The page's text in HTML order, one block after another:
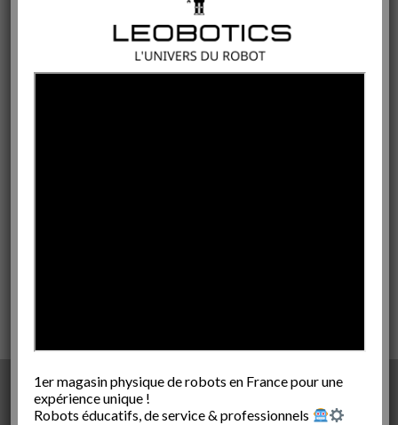
Démonstrations, Animations, Événements et bien plus encore
1er magasin physique de robots en France pour une
expérience unique !
Robots éducatifs, de service & professionnels